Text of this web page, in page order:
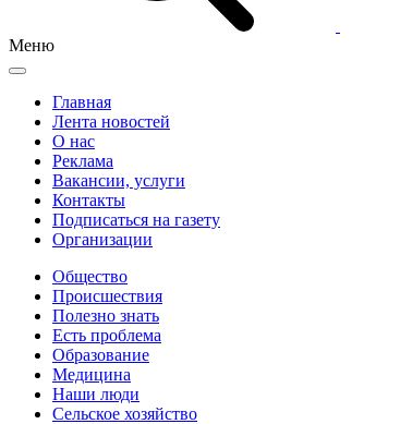
Меню
Главная
Лента новостей
О нас
Реклама
Вакансии, услуги
Контакты
Подписаться на газету
Организации
Общество
Происшествия
Полезно знать
Есть проблема
Образование
Медицина
Наши люди
Сельское хозяйство